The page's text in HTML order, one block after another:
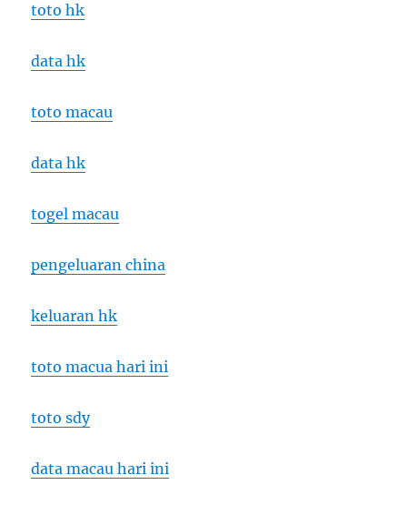
toto hk
data hk
toto macau
data hk
togel macau
pengeluaran china
keluaran hk
toto macua hari ini
toto sdy
data macau hari ini